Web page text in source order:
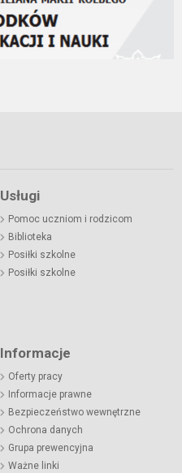
Usługi
Pomoc uczniom i rodzicom
Biblioteka
Posiłki szkolne
Posiłki szkolne
Informacje
Oferty pracy
Informacje prawne
Bezpieczeństwo wewnętrzne
Ochrona danych
Grupa prewencyjna
Ważne linki